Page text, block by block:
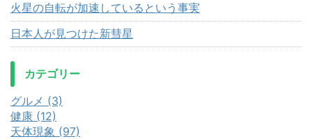
火星の自転が加速しているという事実
日本人が見つけた新彗星
カテゴリー
グルメ (3)
健康 (12)
天体現象 (97)